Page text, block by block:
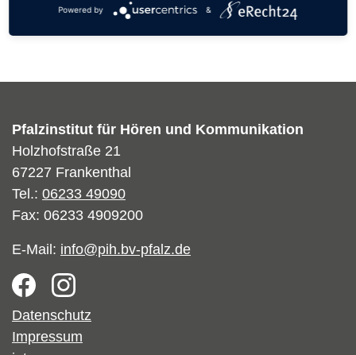
Organisatorisches
Pfalzinstitut für Hören und Kommunikation
Holzhofstraße 21
67227 Frankenthal
Tel.: 06233 49090
Fax: 06233 4909200
E-Mail: info@pih.bv-pfalz.de
Footer
Datenschutz
Impressum
Powered by &